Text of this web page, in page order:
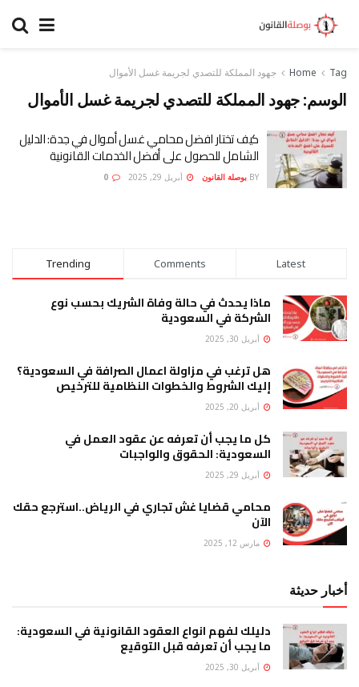
Home Tag جهود المملكة للتصدي لجريمة غسل الأموال
الوسم:جهود المملكة للتصدي لجريمة غسل الأموال
كيف تختار افضل محامي غسل أموال في جدة: الدليل
الشامل للحصول على أفضل الخدمات القانونية
BY بوصلة القانون أبريل 29, 2025
Trending Comments Latest
ماذا يحدث في حالة وفاة الشريك بحسب نوع
الشركة في السعودية
أبريل 30, 2025
هل ترغب في مزاولة اعمال الصرافة في السعودية؟
إليك الشروط والخطوات النظامية للترخيص
أبريل 20, 2025
كل ما يجب أن تعرفه عن عقود العمل في
السعودية: الحقوق والواجبات
أبريل 29, 2025
محامي قضايا غش تجاري في الرياض..استرجع حقك
الآن
مارس 12, 2025
أخبار حديثة
دليلك لفهم انواع العقود القانونية في السعودية:
ما يجب أن تعرفه قبل التوقيع
أبريل 30, 2025